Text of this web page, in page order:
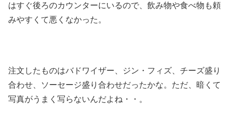
はすぐ後ろのカウンターにいるので、飲み物や食べ物も頼
みやすくて悪くなかった。
注文したものはバドワイザー、ジン・フィズ、チーズ盛り
合わせ、ソーセージ盛り合わせだったかな。ただ、暗くて
写真がうまく写らないんだよね・・。